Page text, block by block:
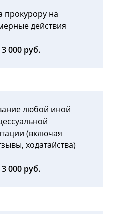
прокурору на
действия
3 000 руб.
любой иной
(включая
ходатайства)
3 000 руб.